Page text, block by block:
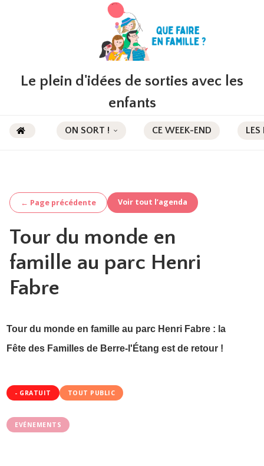
Le plein d'idées de sorties avec les
enfants
ON SORT ! CE WEEK-END LES
← Page précédente Voir tout l’agenda
Tour du monde en
famille au parc Henri
Fabre
Tour du monde en famille au parc Henri Fabre : la
Fête des Familles de Berre-l'Étang est de retour !
- GRATUIT TOUT PUBLIC
EVÉNEMENTS